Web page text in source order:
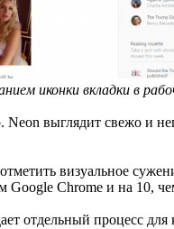
иконки вкладки в
Neon выглядит свежо и
визуальное
Chrome и на 10,
отдельный процесс